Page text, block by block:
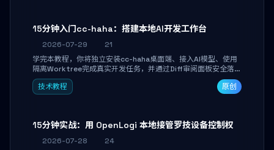
15分钟入门cc-haha：搭建本地AI开发工作台
2026-07-29
21
学完本教程，你将独立安装cc-haha桌面端、接入AI模型、使用
隔离Worktree完成真实开发任务，并通过Diff审阅面板安全落地
AI代码改写。告别终端黑盒操作，让AI在沙箱环境中工作，你只
做审阅和决策。
技术教程 原创
15分钟实战：用 OpenLogi 本地接管罗技设备控制权
2026-07-28
24